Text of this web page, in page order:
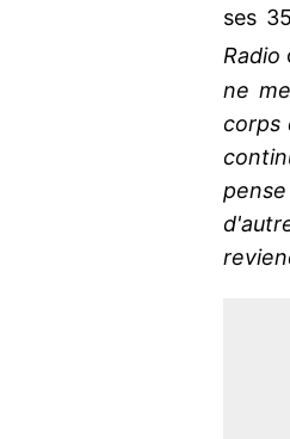
ses
Radio
ne
corps